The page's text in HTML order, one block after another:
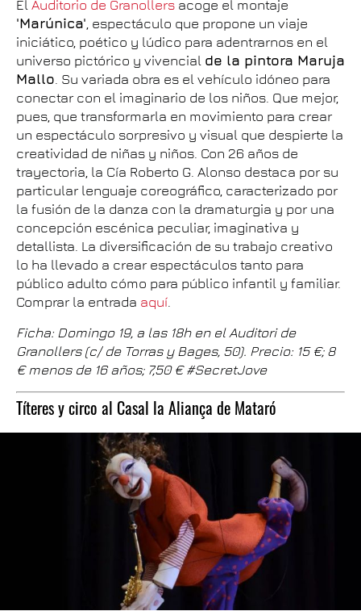
El Auditorio de Granollers acoge el montaje
'Marúnica' , espectáculo que propone un viaje
iniciático, poético y lúdico para adentrarnos en el
universo pictórico y vivencial de la pintora Maruja
Mallo . Su variada obra es el vehículo idóneo para
conectar con el imaginario de los niños. Que mejor,
pues, que transformarla en movimiento para crear
un espectáculo sorpresivo y visual que despierte la
creatividad de niñas y niños. Con 26 años de
trayectoria, la Cía Roberto G. Alonso destaca por su
particular lenguaje coreográfico, caracterizado por
la fusión de la danza con la dramaturgia y por una
concepción escénica peculiar, imaginativa y
detallista. La diversificación de su trabajo creativo
lo ha llevado a crear espectáculos tanto para
público adulto cómo para público infantil y familiar.
Comprar la entrada aquí
Ficha: Domingo 19, a las 18h en el Auditori de
Granollers (c/ de Torras y Bages, 50). Precio: 15 €; 8
€ menos de 16 años; 7,50 € #SecretJove
Títeres y circo al Casal la Aliança de Mataró